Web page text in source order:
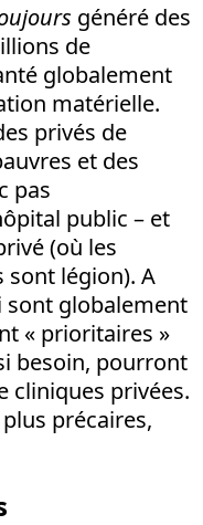
généré des
de
globalement
matérielle.
privés de
et des
pas
public – et
(où les
sont légion). A
sont globalement
« prioritaires »
besoin, pourront
cliniques privées.
précaires,